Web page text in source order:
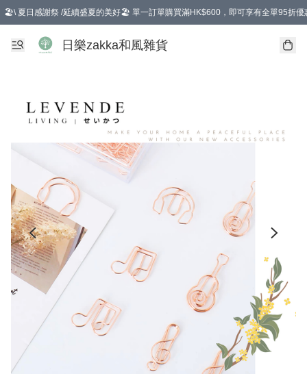
🏖️\ 夏日感謝祭 /延續盛夏的美好🏖️ 單一訂單購買滿HK$600，即可享有全單95折優
選擇GoGoX住宅/工商地址配送，單一訂單消費購物滿HK$680(折扣後），可享有
日樂zakka和風雜貨